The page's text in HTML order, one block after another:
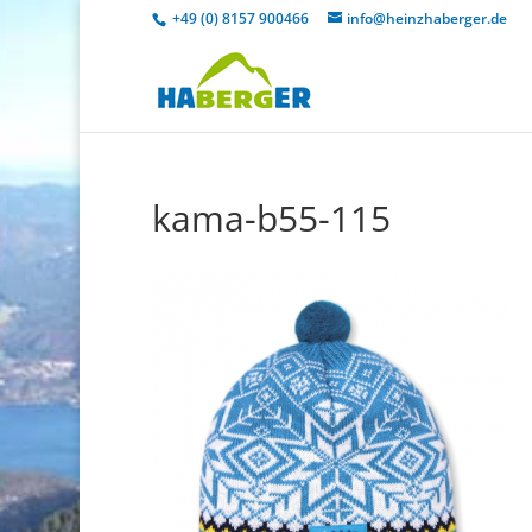
+49 (0) 8157 900466 info@heinzhaberger.de
kama-b55-115